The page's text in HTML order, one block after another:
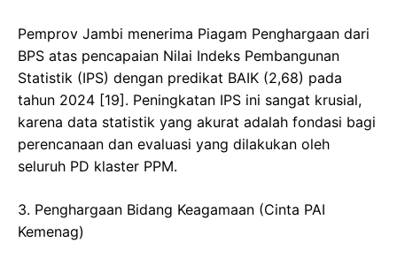
​Pemprov Jambi menerima Piagam Penghargaan dari
BPS atas pencapaian Nilai Indeks Pembangunan
Statistik (IPS) dengan predikat BAIK (2,68) pada
tahun 2024 [19]. Peningkatan IPS ini sangat krusial,
karena data statistik yang akurat adalah fondasi bagi
perencanaan dan evaluasi yang dilakukan oleh
seluruh PD klaster PPM.
​3. Penghargaan Bidang Keagamaan (Cinta PAI
Kemenag)